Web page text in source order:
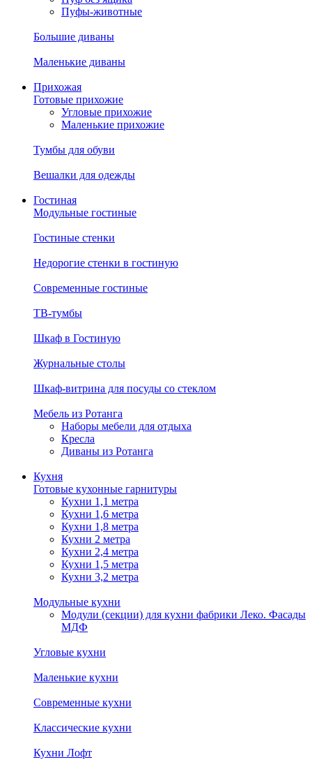
Пуфы-животные
Большие диваны
Маленькие диваны
Прихожая
Готовые прихожие
Угловые прихожие
Маленькие прихожие
Тумбы для обуви
Вешалки для одежды
Гостиная
Модульные гостиные
Гостиные стенки
Недорогие стенки в гостиную
Современные гостиные
ТВ-тумбы
Шкаф в Гостиную
Журнальные столы
Шкаф-витрина для посуды со стеклом
Мебель из Ротанга
Наборы мебели для отдыха
Кресла
Диваны из Ротанга
Кухня
Готовые кухонные гарнитуры
Кухни 1,1 метра
Кухни 1,6 метра
Кухни 1,8 метра
Кухни 2 метра
Кухни 2,4 метра
Кухни 1,5 метра
Кухни 3,2 метра
Модульные кухни
Модули (секции) для кухни фабрики Леко. Фасады
МДФ
Угловые кухни
Маленькие кухни
Современные кухни
Классические кухни
Кухни Лофт